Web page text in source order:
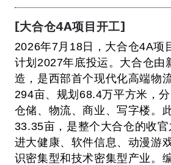
[大合仓4A项目开工]
2026年7月18日，大合仓4A项
计划2027年底投运。大合仓由
造，是西部首个现代化高端物
294亩、规划68.4万平方米，
仓储、物流、商业、写字楼。
33.35亩，是整个大合仓的收官
进大健康、软件信息、动漫游
识密集型和技术密集型产业。